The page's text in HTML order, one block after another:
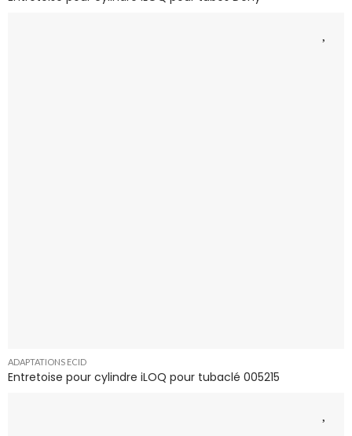
ADAPTATIONS ECID
Entretoise pour cylindre iLOQ pour tubaclé 005215